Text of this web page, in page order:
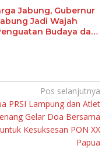
Jabung, Gubernur
Jadi Wajah
Budaya dan
Pos selanjutnya
PRSI Lampung dan Atlet
Gelar Doa Bersama
untuk Kesuksesan PON XX
Papua